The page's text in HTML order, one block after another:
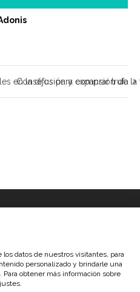
en la difusión y expansión de la
Consejos para comprar trufa
y personalizado por
datos de nuestros visitantes, para
personalizado y brindarle una
obtener más información sobre